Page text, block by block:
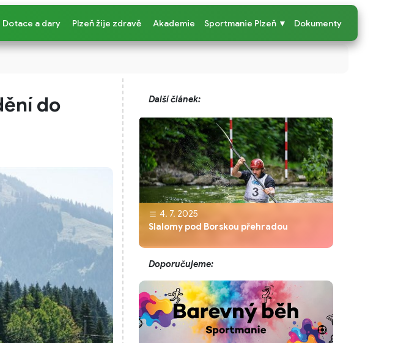
Dotace a dary Plzeň žije zdravě Akademie Sportmanie Plzeň ▼ Dokumenty
do
Další článek:
4. 7. 2025
Slalomy pod Borskou přehradou
Doporučujeme: